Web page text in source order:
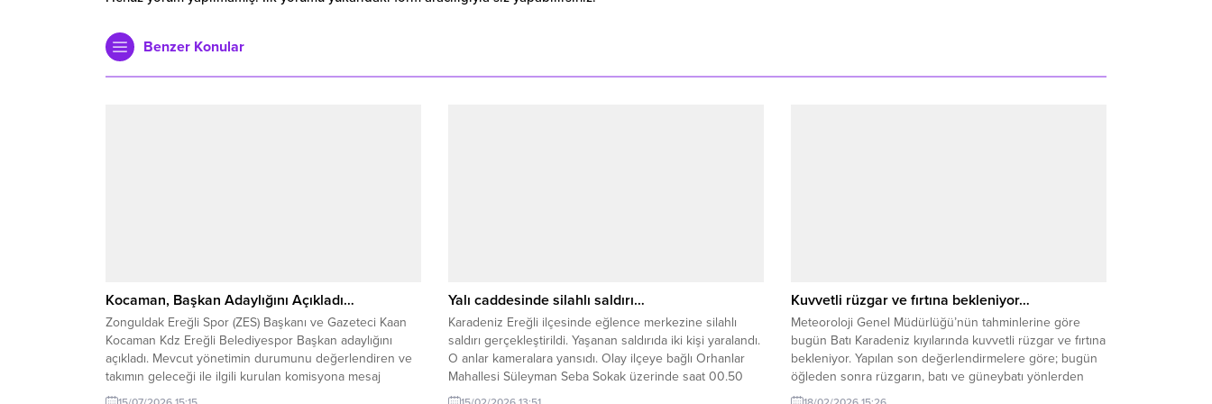
Benzer Konular
Kocaman, Başkan Adaylığını Açıkladı…
Zonguldak Ereğli Spor (ZES) Başkanı ve Gazeteci Kaan
Kocaman Kdz Ereğli Belediyespor Başkan adaylığını
açıkladı. Mevcut yönetimin durumunu değerlendiren ve
takımın geleceği ile ilgili kurulan komisyona mesaj
gönderen Kocaman, takımın 35 milyon gibi bir bütçe ile
Yalı caddesinde silahlı saldırı…
Karadeniz Ereğli ilçesinde eğlence merkezine silahlı
saldırı gerçekleştirildi. Yaşanan saldırıda iki kişi yaralandı.
O anlar kameralara yansıdı. Olay ilçeye bağlı Orhanlar
Mahallesi Süleyman Seba Sokak üzerinde saat 00.50
sularında meydana geldi. İddiaya göre 14 Şubat Sevgililer
Kuvvetli rüzgar ve fırtına bekleniyor…
Meteoroloji Genel Müdürlüğü’nün tahminlerine göre
bugün Batı Karadeniz kıyılarında kuvvetli rüzgar ve fırtına
bekleniyor. Yapılan son değerlendirmelere göre; bugün
öğleden sonra rüzgarın, batı ve güneybatı yönlerden
Düzce kıyılarında kuvvetli rüzgar ve fırtına (50-70 km/sa),